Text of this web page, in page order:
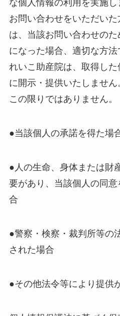
な個人情報の利用を実施し
お問い合わせをいただい
は、当該お問い合わせの
になった場合、適切な方法
れいこ助産院は、取得し
に開示・提供いたしませ
この限りではありません。
●当該個人の承諾を得た場
●人の生命、身体または財
要があり、当該個人の同
合
●警察・検察・裁判所等の
された場合
●その他法令等により提供